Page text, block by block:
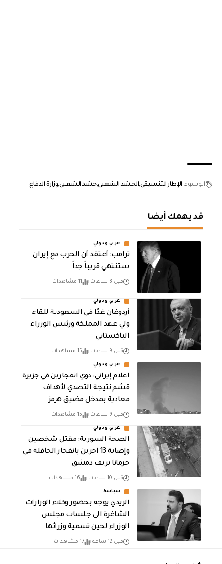
الوسوم الإطار التنسيقيالحشد الشعبيحشد الشعبيوزارة الدفاع
قد يهمك أيضا
عربي ودولي
‏ترامب: أعتقد أن الحرب مع إيران
ستنتهي قريباً جداً
قبل 8 ساعات 11 مشاهدات
عربي ودولي
أردوغان غدًا في السعودية للقاء
ولي عهد المملكة ورئيس الوزراء
الباكستاني
قبل 9 ساعات 15 مشاهدات
عربي ودولي
اعلام إيراني: دوي انفجارين في جزيرة
قشم نتيجة التصدي لأهداف
معادية بمدخل مضيق هرمز
قبل 9 ساعات 15 مشاهدات
عربي ودولي
الصحة السورية: مقتل شخصين
وإصابة 13 اخرين بانفجار الحافلة في
جرمانا بريف دمشق
قبل 10 ساعات 16 مشاهدات
سياسة
الزيدي يوجه بحضور وكلاء الوزارات
الشاغرة الى جلسات مجلس
الوزراء لحين تسمية وزرائها
قبل 12 ساعة 17 مشاهدات